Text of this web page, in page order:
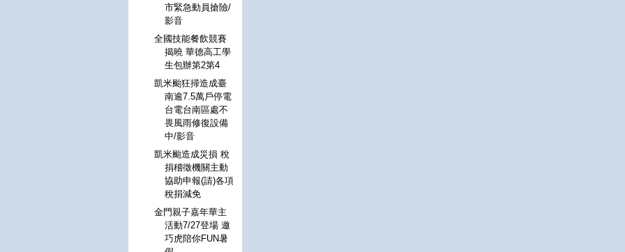
市緊急動員搶險/
影音
全國技能餐飲競賽
揭曉 華德高工學
生包辦第2第4
凱米颱狂掃造成臺
南逾7.5萬戶停電
台電台南區處不
畏風雨修復設備
中/影音
凱米颱造成災損 稅
捐稽徵機關主動
協助申報(請)各項
稅捐減免
金門親子嘉年華主
活動7/27登場 邀
巧虎陪你FUN暑